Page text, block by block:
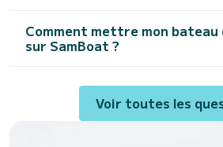
Comment mettre mon bateau
sur SamBoat ?
Voir toutes les